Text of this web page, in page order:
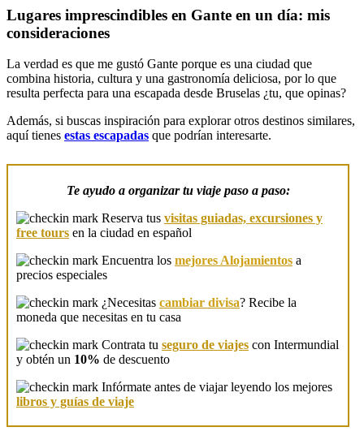
Lugares imprescindibles en Gante en un día: mis
consideraciones
La verdad es que me gustó Gante porque es una ciudad que
combina historia, cultura y una gastronomía deliciosa, por lo que
resulta perfecta para una escapada desde Bruselas ¿tu, que opinas?
Además, si buscas inspiración para explorar otros destinos similares,
aquí tienes estas escapadas que podrían interesarte.
Te ayudo a organizar tu viaje paso a paso:
Reserva tus visitas guiadas, excursiones y
free tours en la ciudad en español
Encuentra los mejores Alojamientos a
precios especiales
¿Necesitas cambiar divisa? Recibe la
moneda que necesitas en tu casa
Contrata tu seguro de viajes con Intermundial
y obtén un 10% de descuento
Infórmate antes de viajar leyendo los mejores
libros y guías de viaje